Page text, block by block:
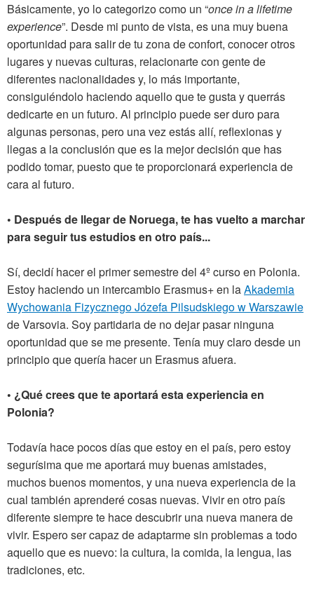
Básicamente, yo lo categorizo como un “once in a lifetime
experience”. Desde mi punto de vista, es una muy buena
oportunidad para salir de tu zona de confort, conocer otros
lugares y nuevas culturas, relacionarte con gente de
diferentes nacionalidades y, lo más importante,
consiguiéndolo haciendo aquello que te gusta y querrás
dedicarte en un futuro. Al principio puede ser duro para
algunas personas, pero una vez estás allí, reflexionas y
llegas a la conclusión que es la mejor decisión que has
podido tomar, puesto que te proporcionará experiencia de
cara al futuro.
• Después de llegar de Noruega, te has vuelto a marchar
para seguir tus estudios en otro país...
Sí, decidí hacer el primer semestre del 4º curso en Polonia.
Estoy haciendo un intercambio Erasmus+ en laAkademia
Wychowania Fizycznego Józefa Pilsudskiego w Warszawie
de Varsovia. Soy partidaria de no dejar pasar ninguna
oportunidad que se me presente. Tenía muy claro desde un
principio que quería hacer un Erasmus afuera.
• ¿Qué crees que te aportará esta experiencia en
Polonia?
Todavía hace pocos días que estoy en el país, pero estoy
segurísima que me aportará muy buenas amistades,
muchos buenos momentos, y una nueva experiencia de la
cual también aprenderé cosas nuevas. Vivir en otro país
diferente siempre te hace descubrir una nueva manera de
vivir. Espero ser capaz de adaptarme sin problemas a todo
aquello que es nuevo: la cultura, la comida, la lengua, las
tradiciones, etc.